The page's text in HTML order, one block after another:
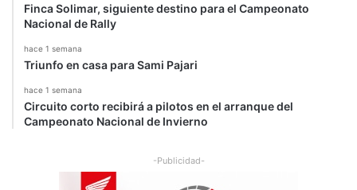
Finca Solimar, siguiente destino para el Campeonato
Nacional de Rally
hace 1 semana
Triunfo en casa para Sami Pajari
hace 1 semana
Circuito corto recibirá a pilotos en el arranque del
Campeonato Nacional de Invierno
-Publicidad-